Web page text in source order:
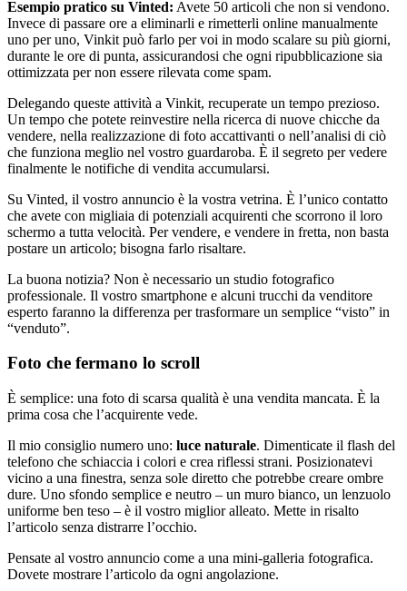
Esempio pratico su Vinted: Avete 50 articoli che non si vendono.
Invece di passare ore a eliminarli e rimetterli online manualmente
uno per uno, Vinkit può farlo per voi in modo scalare su più giorni,
durante le ore di punta, assicurandosi che ogni ripubblicazione sia
ottimizzata per non essere rilevata come spam.
Delegando queste attività a Vinkit, recuperate un tempo prezioso.
Un tempo che potete reinvestire nella ricerca di nuove chicche da
vendere, nella realizzazione di foto accattivanti o nell’analisi di ciò
che funziona meglio nel vostro guardaroba. È il segreto per vedere
finalmente le notifiche di vendita accumularsi.
Su Vinted, il vostro annuncio è la vostra vetrina. È l’unico contatto
che avete con migliaia di potenziali acquirenti che scorrono il loro
schermo a tutta velocità. Per vendere, e vendere in fretta, non basta
postare un articolo; bisogna farlo risaltare.
La buona notizia? Non è necessario un studio fotografico
professionale. Il vostro smartphone e alcuni trucchi da venditore
esperto faranno la differenza per trasformare un semplice “visto” in
“venduto”.
Foto che fermano lo scroll
È semplice: una foto di scarsa qualità è una vendita mancata. È la
prima cosa che l’acquirente vede.
Il mio consiglio numero uno: luce naturale. Dimenticate il flash del
telefono che schiaccia i colori e crea riflessi strani. Posizionatevi
vicino a una finestra, senza sole diretto che potrebbe creare ombre
dure. Uno sfondo semplice e neutro – un muro bianco, un lenzuolo
uniforme ben teso – è il vostro miglior alleato. Mette in risalto
l’articolo senza distrarre l’occhio.
Pensate al vostro annuncio come a una mini-galleria fotografica.
Dovete mostrare l’articolo da ogni angolazione.